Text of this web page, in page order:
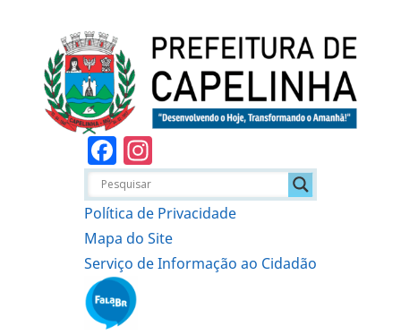
Facebook
Política de Privacidade
Mapa do Site
Serviço de Informação ao Cidadão